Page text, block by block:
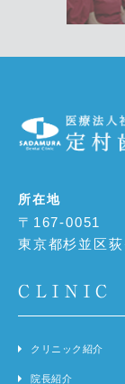
所在地
〒167-0051
東京都杉並区
CLINIC
クリニック紹介
院長紹介